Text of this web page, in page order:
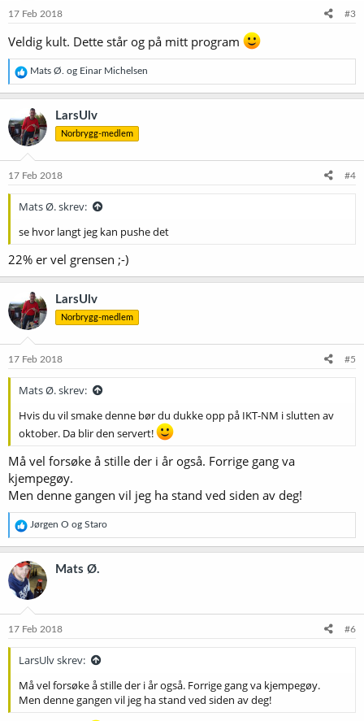
e
:
17 Feb 2018 #3
Veldig kult. Dette står og på mitt program
R
e
a
k
s
j
o
e
Mats Ø. og Einar Michelsen
LarsUlv
Norbrygg-medlem
17 Feb 2018 #4
Mats Ø. skrev:
se hvor langt jeg kan pushe det
22% er vel grensen ;-)
LarsUlv
Norbrygg-medlem
17 Feb 2018 #5
Mats Ø. skrev:
Hvis du vil smake denne bør du dukke opp på IKT-NM i slutten av
oktober. Da blir den servert!
Må vel forsøke å stille der i år også. Forrige gang va
kjempegøy.
Men denne gangen vil jeg ha stand ved siden av deg!
R
e
a
k
s
j
o
e
Jørgen O og Staro
Mats Ø.
17 Feb 2018 #6
LarsUlv skrev:
Må vel forsøke å stille der i år også. Forrige gang va kjempegøy.
Men denne gangen vil jeg ha stand ved siden av deg!